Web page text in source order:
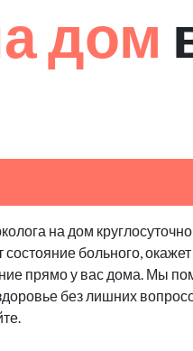
дом
на дом
больного,
прямо у вас дома. Мы
без лишних